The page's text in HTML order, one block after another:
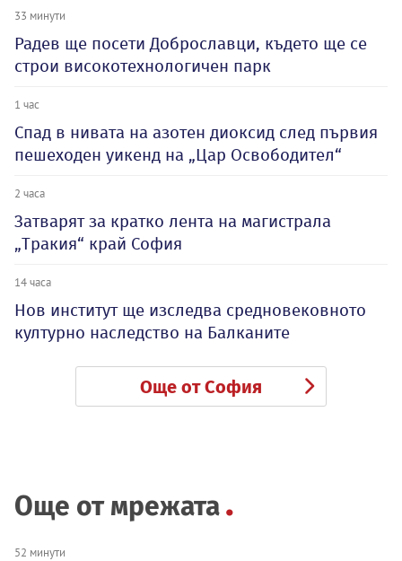
33 минути
Радев ще посети Доброславци, където ще се
строи високотехнологичен парк
1 час
Спад в нивата на азотен диоксид след първия
пешеходен уикенд на „Цар Освободител“
2 часа
Затварят за кратко лента на магистрала
„Тракия“ край София
14 часа
Нов институт ще изследва средновековното
културно наследство на Балканите
Още от София
Още от мрежата
52 минути